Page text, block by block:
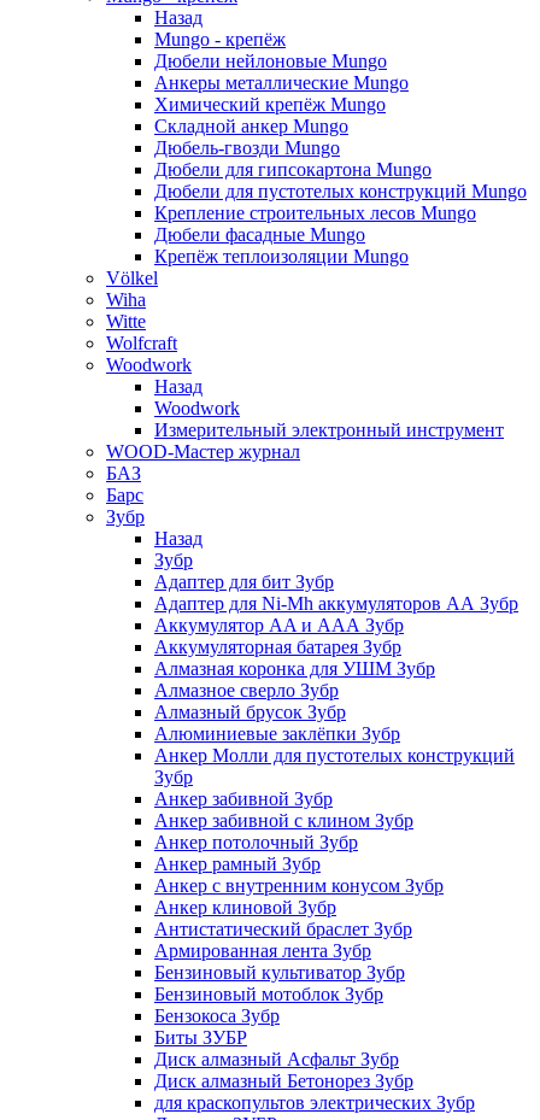
Назад
Mungo - крепёж
Дюбели нейлоновые Mungo
Анкеры металлические Mungo
Химический крепёж Mungo
Складной анкер Mungo
Дюбель-гвозди Mungo
Дюбели для гипсокартона Mungo
Дюбели для пустотелых конструкций Mungo
Крепление строительных лесов Mungo
Дюбели фасадные Mungo
Крепёж теплоизоляции Mungo
Völkel
Wiha
Witte
Wolfcraft
Woodwork
Назад
Woodwork
Измерительный электронный инструмент
WOOD-Мастер журнал
БАЗ
Барс
Зубр
Назад
Зубр
Адаптер для бит Зубр
Адаптер для Ni-Mh аккумуляторов АА Зубр
Аккумулятор AA и ААА Зубр
Аккумуляторная батарея Зубр
Алмазная коронка для УШМ Зубр
Алмазное сверло Зубр
Алмазный брусок Зубр
Алюминиевые заклёпки Зубр
Анкер Молли для пустотелых конструкций
Зубр
Анкер забивной Зубр
Анкер забивной с клином Зубр
Анкер потолочный Зубр
Анкер рамный Зубр
Анкер с внутренним конусом Зубр
Анкер клиновой Зубр
Антистатический браслет Зубр
Армированная лента Зубр
Бензиновый культиватор Зубр
Бензиновый мотоблок Зубр
Бензокоса Зубр
Биты ЗУБР
Диск алмазный Асфальт Зубр
Диск алмазный Бетонорез Зубр
для краскопультов электрических Зубр